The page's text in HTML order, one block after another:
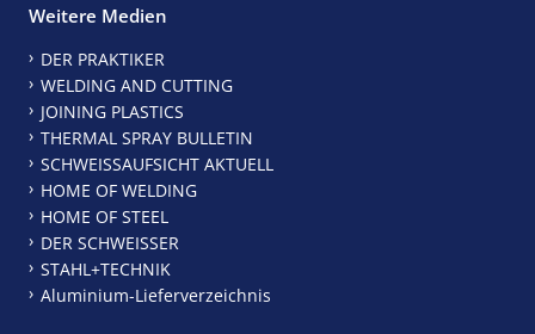
Weitere Medien
DER PRAKTIKER
WELDING AND CUTTING
JOINING PLASTICS
THERMAL SPRAY BULLETIN
SCHWEISSAUFSICHT AKTUELL
HOME OF WELDING
HOME OF STEEL
DER SCHWEISSER
STAHL+TECHNIK
Aluminium-Lieferverzeichnis